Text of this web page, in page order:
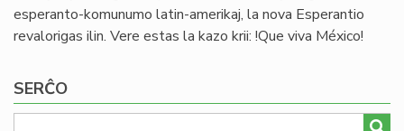
esperanto-komunumo latin-amerikaj, la nova Esperantio
revalorigas ilin. Vere estas la kazo krii: !Que viva México!
SERĈO